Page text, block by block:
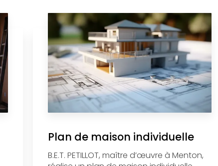
Plan de maison individuelle
B.E.T. PETILLOT, maître d’œuvre à Menton,